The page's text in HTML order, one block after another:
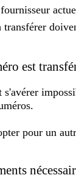
transférer
est
pour un